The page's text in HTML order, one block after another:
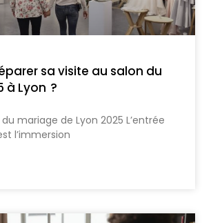
sa visite au salon du
à Lyon ?
mariage de Lyon 2025 L’entrée
l’immersion